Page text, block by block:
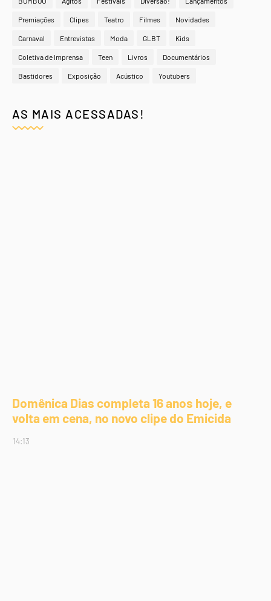
Premiações Clipes Teatro Filmes Novidades
Carnaval Entrevistas Moda GLBT Kids
Coletiva de Imprensa Teen Livros Documentários
Bastidores Exposição Acústico Youtubers
AS MAIS ACESSADAS!
Domênica Dias completa 16 anos hoje, e
volta em cena, no novo clipe do Emicida
14:13